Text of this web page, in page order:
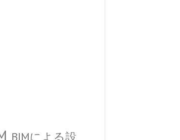
BIMによる設